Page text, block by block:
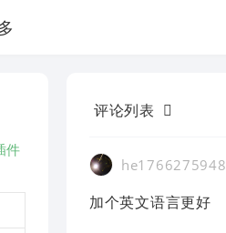
件
评论列表
he1766275948
加个英文语言更好